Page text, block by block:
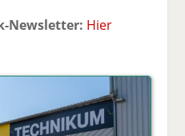
Newsletter: Hier